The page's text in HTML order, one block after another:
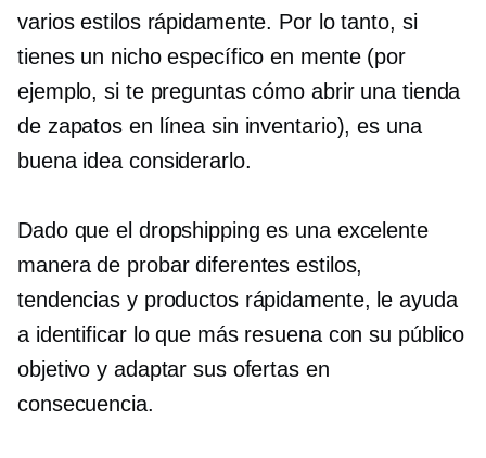
varios estilos rápidamente. Por lo tanto, si
tienes un nicho específico en mente (por
ejemplo, si te preguntas cómo abrir una tienda
de zapatos en línea sin inventario), es una
buena idea considerarlo.
Dado que el dropshipping es una excelente
manera de probar diferentes estilos,
tendencias y productos rápidamente, le ayuda
a identificar lo que más resuena con su público
objetivo y adaptar sus ofertas en
consecuencia.